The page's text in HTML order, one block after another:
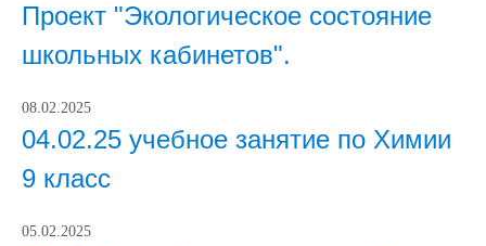
Проект "Экологическое состояние
школьных кабинетов".
08.02.2025
04.02.25 учебное занятие по Химии
9 класс
05.02.2025